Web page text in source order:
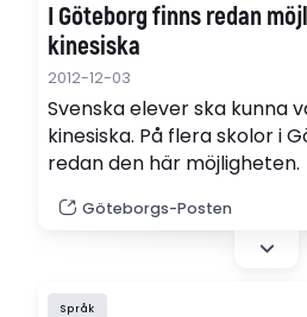
I Göteborg finns redan
kinesiska
2012-12-03
Svenska elever ska kunna
kinesiska. På flera skolor i
redan den här möjligheten.
Göteborgs-Posten
Språk